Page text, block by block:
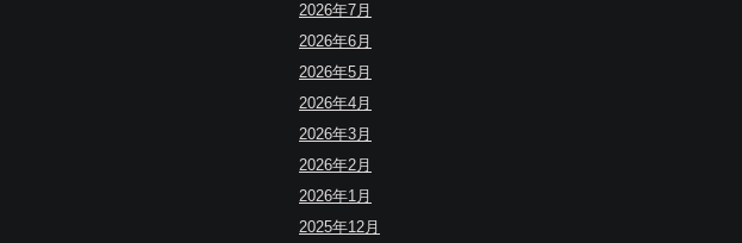
2026年7月
2026年6月
2026年5月
2026年4月
2026年3月
2026年2月
2026年1月
2025年12月